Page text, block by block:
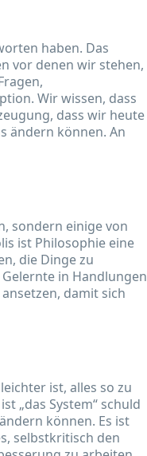
haben. Das
vor denen wir stehen,
Wir wissen, dass
dass wir heute
ändern können. An
sondern einige von
ist Philosophie eine
die Dinge zu
in Handlungen
damit sich
ist, alles so zu
„das System“ schuld
können. Es ist
selbstkritisch den